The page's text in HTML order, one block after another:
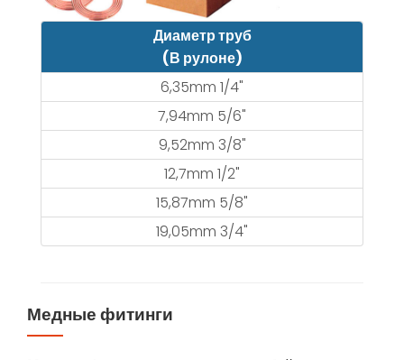
Диаметр труб
(В рулоне)
6,35mm 1/4"
7,94mm 5/6"
9,52mm 3/8"
12,7mm 1/2"
15,87mm 5/8"
19,05mm 3/4"
Медные фитинги